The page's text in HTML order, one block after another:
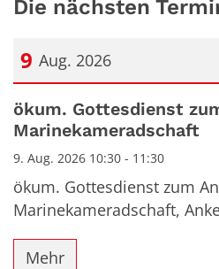
Die nächsten
9 Aug. 2026
Datum: 9. August 2026
ökum. Gottesdienst
Marinekameradschaft
9. Aug. 2026 10:30 - 11:30
ökum. Gottesdienst zum
Marinekameradschaft,
Mehr